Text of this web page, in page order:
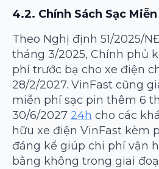
4.2. Chính Sách Sạc
Theo Nghị định 51/2025/
tháng 3/2025, Chính phủ
phí trước bạ cho xe điện
28/2/2027. VinFast cũng
miễn phí sạc pin thêm 6
30/6/2027 24h cho các
hữu xe điện VinFast kèm
đáng kể giúp chi phí vận
bằng không trong giai